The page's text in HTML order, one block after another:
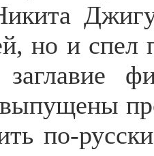
но и спел
по-